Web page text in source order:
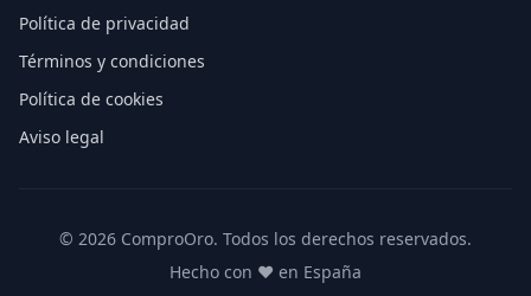
Política de privacidad
Términos y condiciones
Política de cookies
Aviso legal
© 2026 ComproOro. Todos los derechos reservados.
Hecho con ❤️ en España